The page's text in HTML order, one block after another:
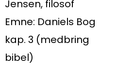
Jensen, filosof
Emne: Daniels Bog
kap. 3 (medbring
bibel)